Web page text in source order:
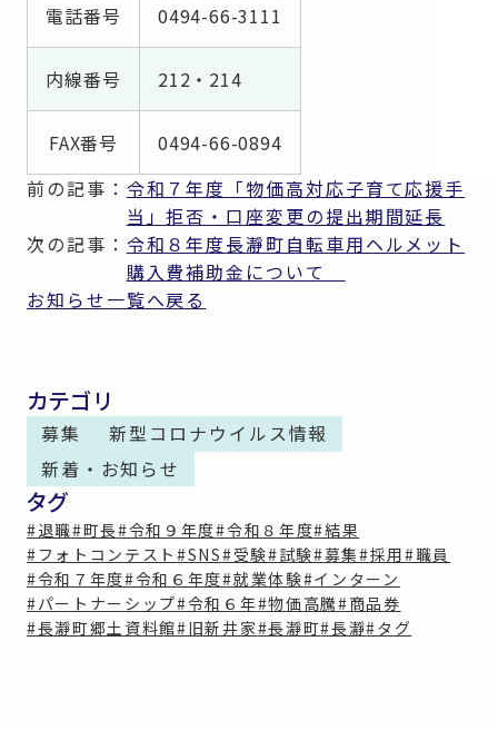
電話番号 0494-66-3111
内線番号 212・214
FAX番号
0494-66-0894
前の記事： 令和７年度「物価高対応子育て応援手
当」拒否・口座変更の提出期間延長
次の記事： 令和８年度長瀞町自転車用ヘルメット
購入費補助金について
お知らせ一覧へ戻る
カテゴリ
募集
新型コロナウイルス情報
新着・お知らせ
タグ
#退職#町長#令和９年度#令和８年度#結果
#フォトコンテスト#SNS#受験#試験#募集#採用#職員
#令和７年度#令和６年度#就業体験#インターン
#パートナーシップ#令和６年#物価高騰#商品券
#長瀞町郷土資料館#旧新井家#長瀞町#長瀞#タグ